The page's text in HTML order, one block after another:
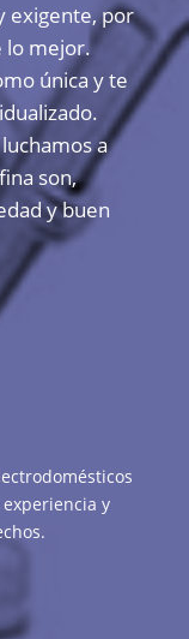
exigente, por
lo mejor.
única y te
a
son,
y buen
y